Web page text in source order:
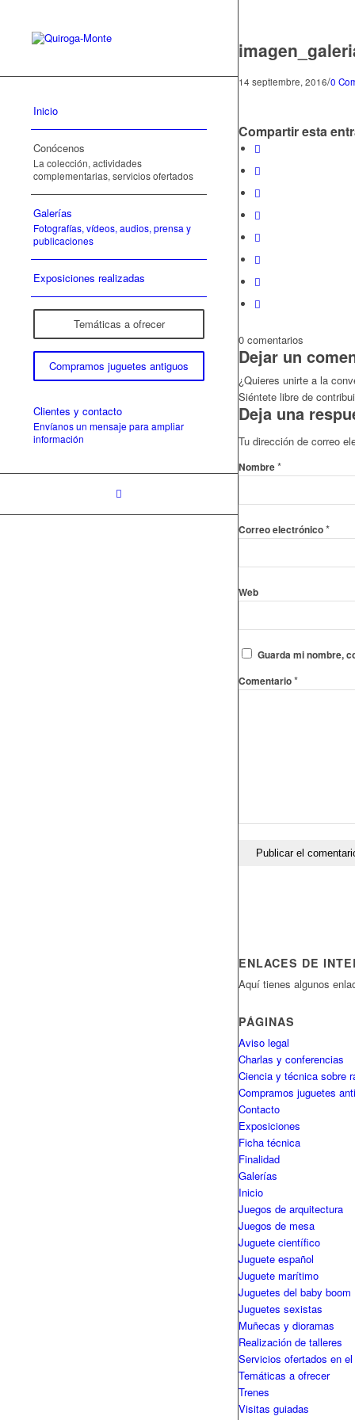
Inicio
Conócenos
La colección, actividades
complementarias, servicios ofertados
Galerías
Fotografías, vídeos, audios, prensa y
publicaciones
Exposiciones realizadas
Temáticas a ofrecer
Compramos juguetes antiguos
Clientes y contacto
Envíanos un mensaje para ampliar
información
14 septiembre, 2016/0
Compartir esta
0 comentarios
Dejar un
¿Quieres unirte a la
Siéntete libre de
Deja una
Tu dirección de correo
Nombre*
Correo electrónico*
Web
Guarda mi nombre,
Comentario*
ENLACES DE
Aquí tienes algunos
PÁGINAS
Aviso legal
Charlas y conferencias
Ciencia y técnica sobre
Compramos juguetes
Contacto
Exposiciones
Ficha técnica
Finalidad
Galerías
Inicio
Juegos de arquitectura
Juegos de mesa
Juguete científico
Juguete español
Juguete marítimo
Juguetes del baby boom
Juguetes sexistas
Muñecas y dioramas
Realización de talleres
Servicios ofertados en
Temáticas a ofrecer
Trenes
Visitas guiadas